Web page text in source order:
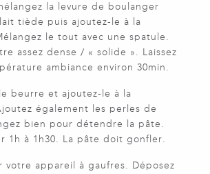
la levure de boulanger
tiède puis ajoutez-le à la
le tout avec une spatule.
assez dense / « solide ». Laissez
ambiance environ 30min.
beurre et ajoutez-le à la
également les perles de
bien pour détendre la pâte.
1h à 1h30. La pâte doit gonfler.
votre appareil à gaufres. Déposez